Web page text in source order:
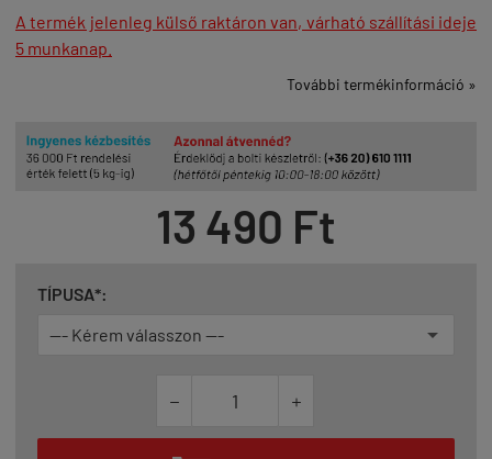
A termék jelenleg külső raktáron van, várható szállítási ideje
5 munkanap.
További termékinformáció »
13 490 Ft
TÍPUSA*:
 